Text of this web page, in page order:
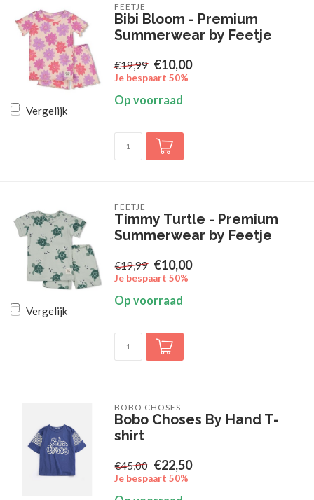
Vergelijk
FEETJE
Bibi Bloom - Premium
Summerwear by Feetje
€19,99 €10,00
Je bespaart 50%
Op voorraad
Vergelijk
FEETJE
Timmy Turtle - Premium
Summerwear by Feetje
€19,99 €10,00
Je bespaart 50%
Op voorraad
BOBO CHOSES
Bobo Choses By Hand T-
shirt
€45,00 €22,50
Je bespaart 50%